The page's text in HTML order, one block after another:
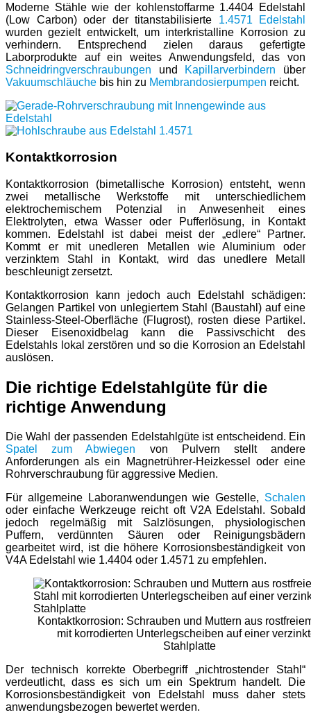
Moderne Stähle wie der kohlenstoffarme 1.4404 Edelstahl
(Low Carbon) oder der titanstabilisierte 1.4571 Edelstahl
wurden gezielt entwickelt, um interkristalline Korrosion zu
verhindern. Entsprechend zielen daraus gefertigte
Laborprodukte auf ein weites Anwendungsfeld, das von
Schneidringverschraubungen und Kapillarverbindern über
Vakuumschläuche bis hin zu Membrandosierpumpen reicht.
Kontaktkorrosion
Kontaktkorrosion (bimetallische Korrosion) entsteht, wenn
zwei metallische Werkstoffe mit unterschiedlichem
elektrochemischem Potenzial in Anwesenheit eines
Elektrolyten, etwa Wasser oder Pufferlösung, in Kontakt
kommen. Edelstahl ist dabei meist der „edlere“ Partner.
Kommt er mit unedleren Metallen wie Aluminium oder
verzinktem Stahl in Kontakt, wird das unedlere Metall
beschleunigt zersetzt.
Kontaktkorrosion kann jedoch auch Edelstahl schädigen:
Gelangen Partikel von unlegiertem Stahl (Baustahl) auf eine
Stainless-Steel-Oberfläche (Flugrost), rosten diese Partikel.
Dieser Eisenoxidbelag kann die Passivschicht des
Edelstahls lokal zerstören und so die Korrosion an Edelstahl
auslösen.
Die richtige Edelstahlgüte für die
richtige Anwendung
Die Wahl der passenden Edelstahlgüte ist entscheidend. Ein
Spatel zum Abwiegen von Pulvern stellt andere
Anforderungen als ein Magnetrührer-Heizkessel oder eine
Rohrverschraubung für aggressive Medien.
Für allgemeine Laboranwendungen wie Gestelle, Schalen
oder einfache Werkzeuge reicht oft V2A Edelstahl. Sobald
jedoch regelmäßig mit Salzlösungen, physiologischen
Puffern, verdünnten Säuren oder Reinigungsbädern
gearbeitet wird, ist die höhere Korrosionsbeständigkeit von
V4A Edelstahl wie 1.4404 oder 1.4571 zu empfehlen.
Kontaktkorrosion: Schrauben und Muttern aus
mit korrodierten Unterlegscheiben auf einer
Stahlplatte
Der technisch korrekte Oberbegriff „nichtrostender Stahl“
verdeutlicht, dass es sich um ein Spektrum handelt. Die
Korrosionsbeständigkeit von Edelstahl muss daher stets
anwendungsbezogen bewertet werden.